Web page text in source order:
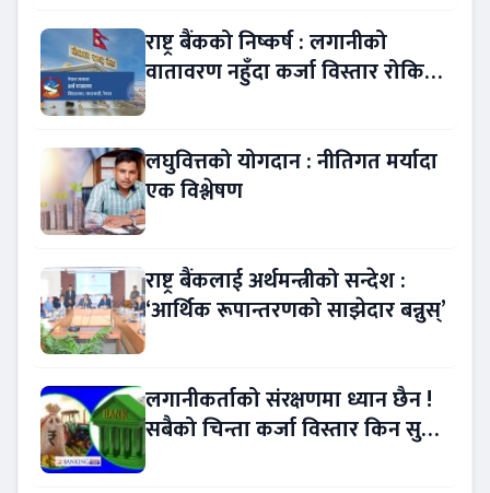
राष्ट्र बैंकको निष्कर्ष : लगानीको
वातावरण नहुँदा कर्जा विस्तार रोकियो
लघुवित्तको योगदान : नीतिगत मर्यादा
एक विश्लेषण
राष्ट्र बैंकलाई अर्थमन्त्रीको सन्देश :
‘आर्थिक रूपान्तरणको साझेदार बन्नुस्’
लगानीकर्ताको संरक्षणमा ध्यान छैन !
सबैको चिन्ता कर्जा विस्तार किन सुस्त